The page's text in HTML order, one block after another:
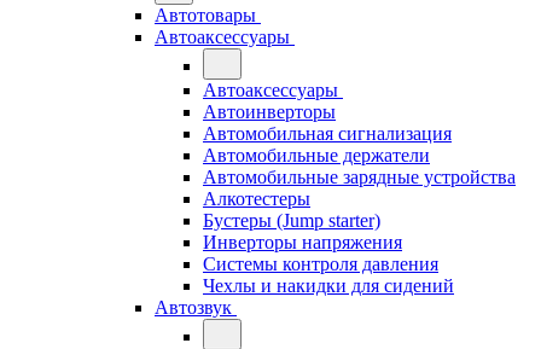
Автотовары
Автоаксессуары
Автоаксессуары
Автоинверторы
Автомобильная сигнализация
Автомобильные держатели
Автомобильные зарядные устройства
Алкотестеры
Бустеры (Jump starter)
Инверторы напряжения
Системы контроля давления
Чехлы и накидки для сидений
Автозвук